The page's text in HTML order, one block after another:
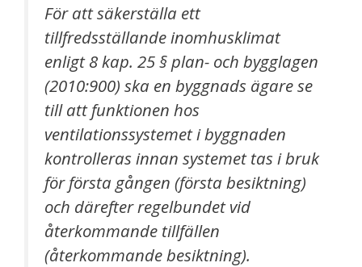
För att säkerställa ett
tillfredsställande inomhusklimat
enligt 8 kap. 25 § plan- och bygglagen
(2010:900) ska en byggnads ägare se
till att funktionen hos
ventilationssystemet i byggnaden
kontrolleras innan systemet tas i bruk
för första gången (första besiktning)
och därefter regelbundet vid
återkommande tillfällen
(återkommande besiktning).